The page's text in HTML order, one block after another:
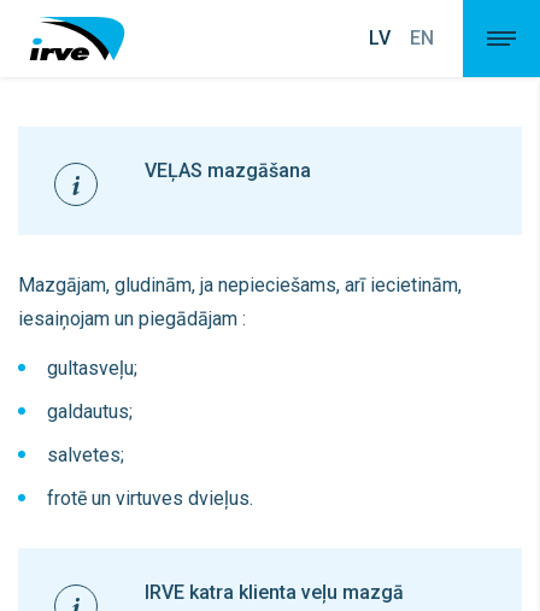
LV EN
VEĻAS mazgāšana
Mazgājam, gludinām, ja nepieciešams, arī iecietinām,
iesaiņojam un piegādājam :
gultasveļu;
galdautus;
salvetes;
frotē un virtuves dvieļus.
IRVE katra klienta veļu mazgā